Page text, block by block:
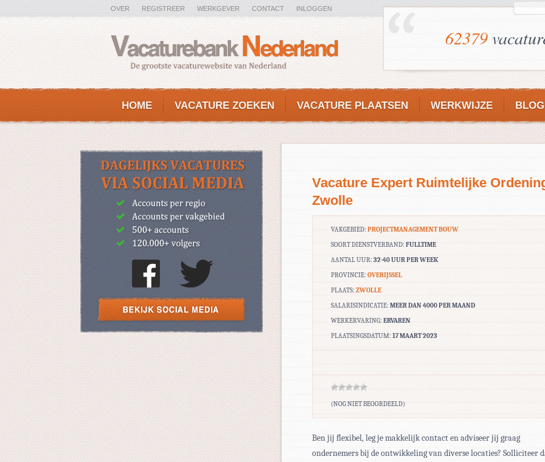
OVER REGISTREER WERKGEVER CONTACT INLOGGEN
62379
HOME VACATURE ZOEKEN VACATURE PLAATSEN WERKWIJZE BLOG
Vacature Expert Ruimtelijke
Zwolle
VAKGEBIED: PROJECTMANAGEMENT BOUW
SOORT DIENSTVERBAND: FULLTIME
AANTAL UUR: 32-40 UUR PER WEEK
PROVINCIE: OVERIJSSEL
PLAATS: ZWOLLE
SALARISINDICATIE: MEER DAN 4000 PER MAAND
WERKERVARING: ERVAREN
PLAATSINGSDATUM: 17 MAART 2023
(NOG NIET BEOORDEELD)
Ben jij flexibel, leg je makkelijk contact en adviseer jij graag
ondernemers bij de ontwikkeling van diverse locaties? Solliciteer